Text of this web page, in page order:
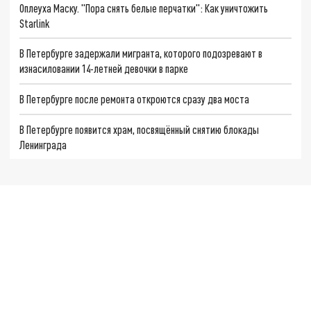
Оплеуха Маску. "Пора снять белые перчатки": Как уничтожить
Starlink
В Петербурге задержали мигранта, которого подозревают в
изнасиловании 14-летней девочки в парке
В Петербурге после ремонта откроются сразу два моста
В Петербурге появится храм, посвящённый снятию блокады
Ленинграда